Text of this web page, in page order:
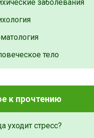
заболевания
тело
к прочтению
уходит стресс?